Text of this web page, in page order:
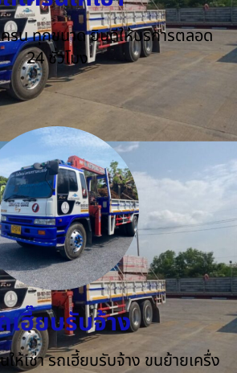
ครน ทุกขนาด ยินดีให้บริการตลอด
24 ชั่วโมง
เฮี๊ยบรับจ้าง
ห้เช่า รถเฮี้ยบรับจ้าง ขนย้ายเครื่ง